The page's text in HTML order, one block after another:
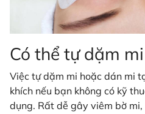
Có thể tự dặm
Việc tự dặm mi hoặc dán mi
khích nếu bạn không có kỹ
dụng. Rất dễ gây viêm bờ